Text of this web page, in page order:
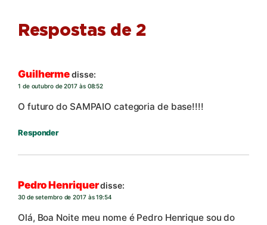
Respostas de 2
Guilhermedisse:
1 de outubro de 2017 às 08:52
O futuro do SAMPAIO categoria de base!!!!
Responder
Pedro Henriquerdisse:
30 de setembro de 2017 às 19:54
Olá, Boa Noite meu nome é Pedro Henrique sou do